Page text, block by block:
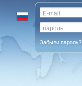
Забыли пароль?